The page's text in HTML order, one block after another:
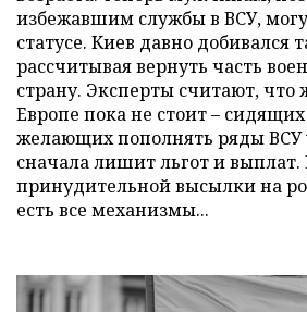
избежавшим службы в ВСУ,
статусе. Киев давно добивался
рассчитывая вернуть часть
страну. Эксперты считают, что
Европе пока не стоит –
желающих пополнять ряды ВСУ
сначала лишит льгот и
принудительной высылки на
есть все механизмы...